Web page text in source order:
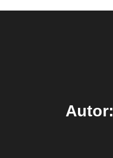
Autor: